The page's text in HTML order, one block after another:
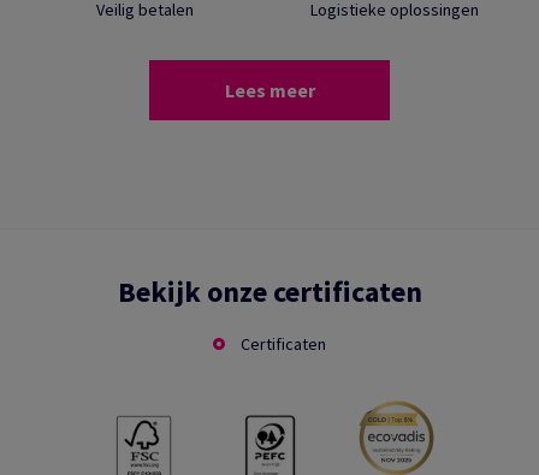
Veilig betalen Logistieke oplossingen
Lees meer
Bekijk onze certificaten
Certificaten